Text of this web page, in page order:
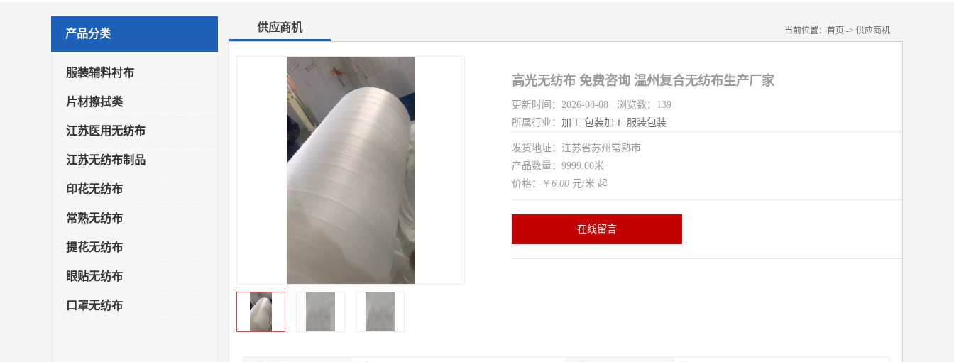
产品分类
服装辅料衬布
片材擦拭类
江苏医用无纺布
江苏无纺布制品
印花无纺布
常熟无纺布
提花无纺布
眼贴无纺布
口罩无纺布
供应商机 当前位置： 首页 -> 供应商机
高光无纺布 免费咨询 温州复合无纺布生产厂家
更新时间：2026-08-08 浏览数：139
所属行业： 加工 包装加工 服装包装
发货地址：江苏省苏州常熟市
产品数量：9999.00米
价格：￥ 6.00 元/米 起
在线留言